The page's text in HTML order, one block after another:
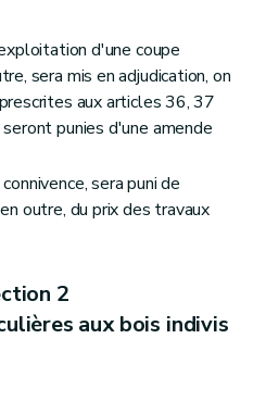
d'une coupe
sera mis en adjudication, on
aux articles 36, 37
punies d'une amende
sera puni de
outre, du prix des travaux
2
aux bois indivis